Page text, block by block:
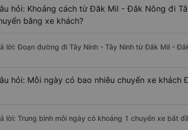
hỏi: Khoảng cách từ Đăk Mil - Đắk Nông đi
bằng xe khách?
lời: Đoạn đường đi Tây Ninh - Tây Ninh từ Đăk Mil -
hỏi: Mỗi ngày có bao nhiêu chuyến xe
lời: Trung bình mỗi ngày có khoảng 1 chuyến xe bắt